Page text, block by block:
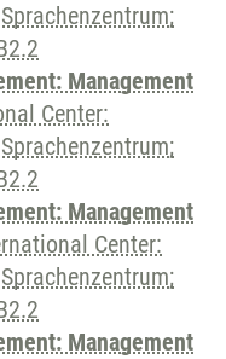
Management
Center:
Management
Center:
Management